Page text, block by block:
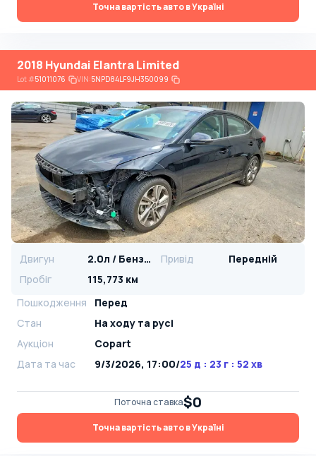
Точна вартість авто в Україні
2018 Hyundai Elantra Limited
Lot#51011076 VIN:5NPD84LF9JH350099
Двигун 2.0л / Бензин Привід
Передній
Пробіг
115,773 км
Пошкодження
Перед
Стан
На ​​ходу та русі
Аукціон
Copart
Дата та час
9/3/2026, 17:00/25 д : 23 г : 52 хв
Поточна ставка$0
Точна вартість авто в Україні